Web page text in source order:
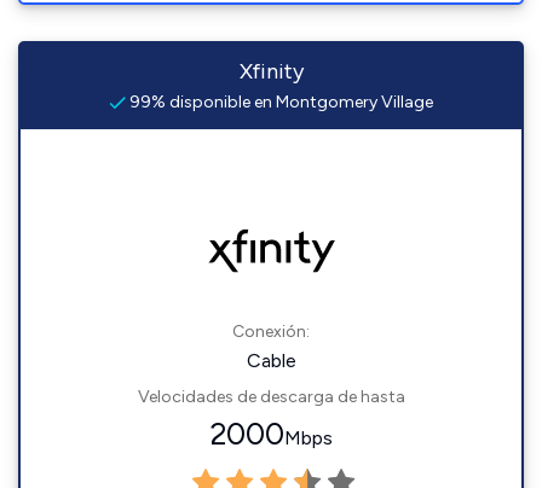
Xfinity
99% disponible en Montgomery Village
Conexión:
Cable
Velocidades de descarga de hasta
2000Mbps